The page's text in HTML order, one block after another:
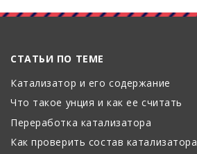
СТАТЬИ ПО ТЕМЕ
Катализатор и его содержание
Что такое унция и как ее считать
Переработка катализатора
Как проверить состав катализатора